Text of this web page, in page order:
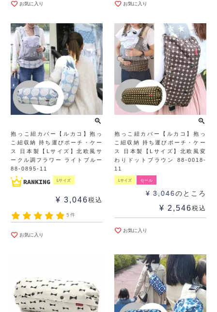
お気に入り お気に入り
抱っこ紐カバー【ルカコ】抱っ
こ紐収納 持ち運びポーチ・ケー
ス 日本製【Lサイズ】北欧風サ
ークル調フラワー ライトブルー
88-0895-11
Lサイズ
¥ 3,046税込
5件
お気に入り
抱っこ紐カバー【ルカコ】抱っ
こ紐収納 持ち運びポーチ・ケー
ス 日本製【Lサイズ】北欧風変
わりドットブラウン 88-0018-
11
Lサイズ セール
¥ 3,046のところ
¥ 2,546税込
お気に入り